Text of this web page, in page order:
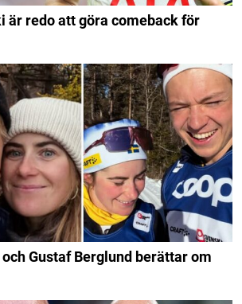
är redo att göra comeback för
Gustaf Berglund berättar om